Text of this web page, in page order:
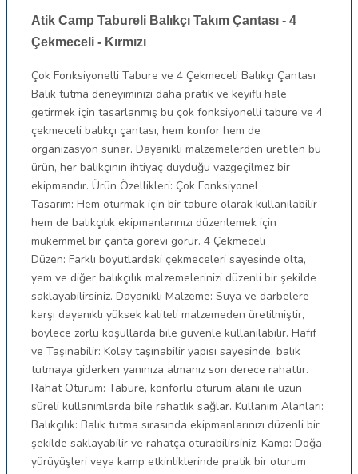
Atik Camp Tabureli Balıkçı Takım Çantası - 4
Çekmeceli - Kırmızı
Çok Fonksiyonelli Tabure ve 4 Çekmeceli Balıkçı Çantası
Balık tutma deneyiminizi daha pratik ve keyifli hale
getirmek için tasarlanmış bu çok fonksiyonelli tabure ve 4
çekmeceli balıkçı çantası, hem konfor hem de
organizasyon sunar. Dayanıklı malzemelerden üretilen bu
ürün, her balıkçının ihtiyaç duyduğu vazgeçilmez bir
ekipmandır. Ürün Özellikleri: Çok Fonksiyonel
Tasarım: Hem oturmak için bir tabure olarak kullanılabilir
hem de balıkçılık ekipmanlarınızı düzenlemek için
mükemmel bir çanta görevi görür. 4 Çekmeceli
Düzen: Farklı boyutlardaki çekmeceleri sayesinde olta,
yem ve diğer balıkçılık malzemelerinizi düzenli bir şekilde
saklayabilirsiniz. Dayanıklı Malzeme: Suya ve darbelere
karşı dayanıklı yüksek kaliteli malzemeden üretilmiştir,
böylece zorlu koşullarda bile güvenle kullanılabilir. Hafif
ve Taşınabilir: Kolay taşınabilir yapısı sayesinde, balık
tutmaya giderken yanınıza almanız son derece rahattır.
Rahat Oturum: Tabure, konforlu oturum alanı ile uzun
süreli kullanımlarda bile rahatlık sağlar. Kullanım Alanları:
Balıkçılık: Balık tutma sırasında ekipmanlarınızı düzenli bir
şekilde saklayabilir ve rahatça oturabilirsiniz. Kamp: Doğa
yürüyüşleri veya kamp etkinliklerinde pratik bir oturum